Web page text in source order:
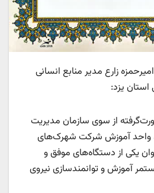
امیرحمزه زارع مدیر منابع انسانی
یزد:
از سوی سازمان مدیریت
واحد آموزش شرکت شهرک‌های
یکی از دستگاه‌های موفق و
آموزش و توانمندسازی نیروی